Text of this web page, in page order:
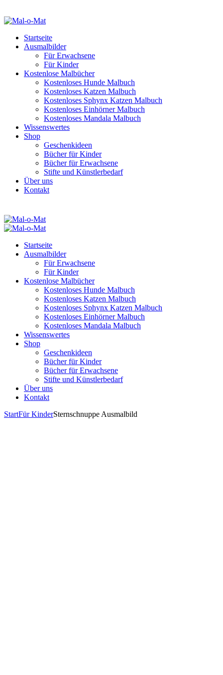
Startseite
Ausmalbilder
Für Erwachsene
Für Kinder
Kostenlose Malbücher
Kostenloses Hunde Malbuch
Kostenloses Katzen Malbuch
Kostenloses Sphynx Katzen Malbuch
Kostenloses Einhörner Malbuch
Kostenloses Mandala Malbuch
Wissenswertes
Shop
Geschenkideen
Bücher für Kinder
Bücher für Erwachsene
Stifte und Künstlerbedarf
Über uns
Kontakt
Startseite
Ausmalbilder
Für Erwachsene
Für Kinder
Kostenlose Malbücher
Kostenloses Hunde Malbuch
Kostenloses Katzen Malbuch
Kostenloses Sphynx Katzen Malbuch
Kostenloses Einhörner Malbuch
Kostenloses Mandala Malbuch
Wissenswertes
Shop
Geschenkideen
Bücher für Kinder
Bücher für Erwachsene
Stifte und Künstlerbedarf
Über uns
Kontakt
StartFür KinderSternschnuppe Ausmalbild